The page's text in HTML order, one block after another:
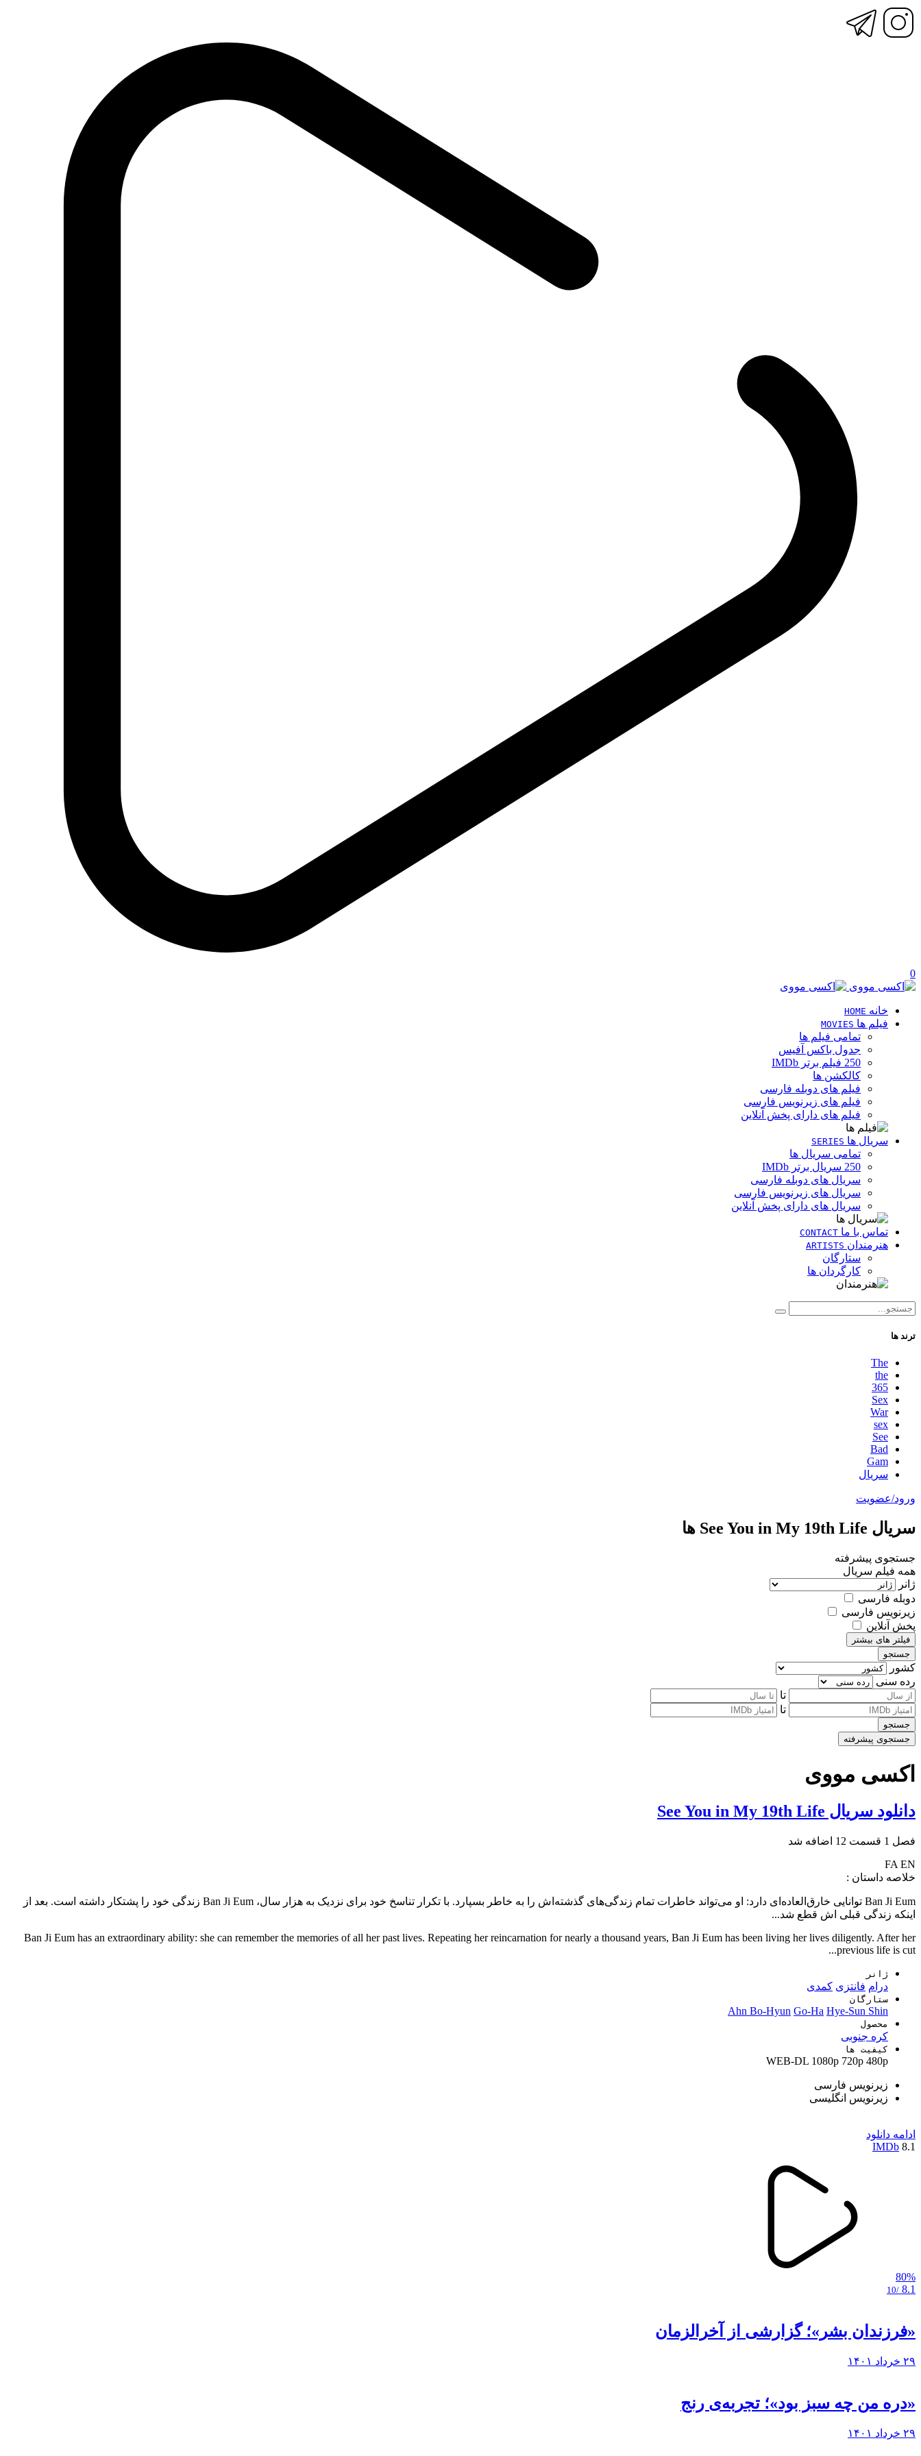
0
خانه HOME
فیلم ها MOVIES
تمامی فیلم ها
جدول باکس آفیس
250 فیلم برتر IMDb
کالکشن ها
فیلم های دوبله فارسی
فیلم های زیرنویس فارسی
فیلم های دارای پخش آنلاین
سریال ها SERIES
تمامی سریال ها
250 سریال برتر IMDb
سریال های دوبله فارسی
سریال های زیرنویس فارسی
سریال های دارای پخش آنلاین
تماس با ما CONTACT
هنرمندان ARTISTS
ستارگان
کارگردان ها
ترند ها
The
the
365
Sex
War
sex
See
Bad
Gam
سریال
ورود/عضویت
سریال See You in My 19th Life ها
جستجوی پیشرفته
همه فیلم سریال
ژانر
دوبله فارسی
زیرنویس فارسی
پخش آنلاین
فیلتر های بیشتر
جستجو
کشور
رده سنی
تا
تا
جستجو
جستجوی پیشرفته
اکسی مووی
دانلود سریال See You in My 19th Life
فصل 1 قسمت 12 اضافه شد
FA EN
خلاصه داستان :
Ban Ji Eum توانایی خارق‌العاده‌ای دارد: او می‌تواند خاطرات تمام زندگی‌های گذشته‌اش را به خاطر بسپارد. با تکرار تناسخ خود برای نزدیک به هزار سال، Ban Ji Eum زندگی خود را پشتکار داشته است. بعد از
اینکه زندگی قبلی اش قطع شد...
Ban Ji Eum has an extraordinary ability: she can remember the memories of all her past lives. Repeating her reincarnation for nearly a thousand years, Ban Ji Eum has been living her lives diligently. After her
previous life is cut...
ژانر
درام فانتزی کمدی
ستارگان
Ahn Bo-Hyun Go-Ha Hye-Sun Shin
محصول
کره جنوبی
کیفیت ها
WEB-DL 1080p 720p 480p
زیرنویس فارسی
زیرنویس انگلیسی
ادامه دانلود
8.1
IMDb
80%
8.1
/10
«فرزندان بشر»؛ گزارشی از آخرالزمان
۲۹ خرداد ۱۴۰۱
«دره من چه سبز بود»؛ تجربه‌ی رنج
۲۹ خرداد ۱۴۰۱